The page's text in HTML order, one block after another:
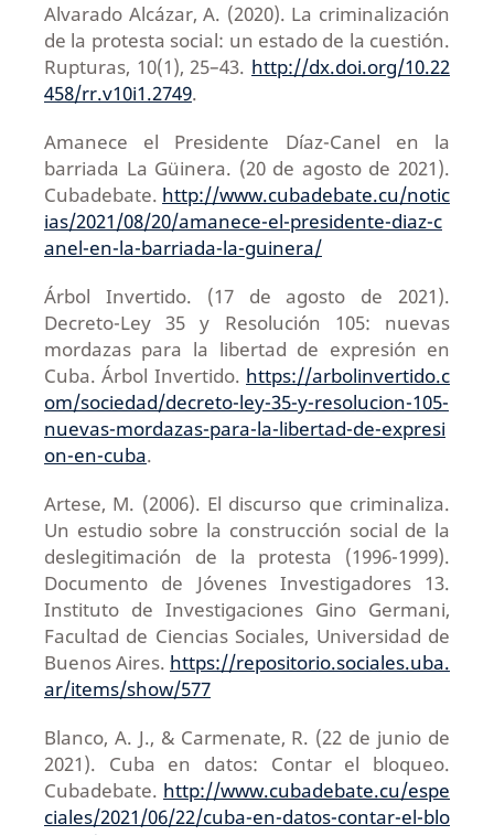
Alvarado Alcázar, A. (2020). La criminalización
de la protesta social: un estado de la cuestión.
Rupturas, 10(1), 25–43. http://dx.doi.org/10.22
458/rr.v10i1.2749.
Amanece el Presidente Díaz-Canel en la
barriada La Güinera. (20 de agosto de 2021).
Cubadebate. http://www.cubadebate.cu/notic
ias/2021/08/20/amanece-el-presidente-diaz-c
anel-en-la-barriada-la-guinera/
Árbol Invertido. (17 de agosto de 2021).
Decreto-Ley 35 y Resolución 105: nuevas
mordazas para la libertad de expresión en
Cuba. Árbol Invertido. https://arbolinvertido.c
om/sociedad/decreto-ley-35-y-resolucion-105-
nuevas-mordazas-para-la-libertad-de-expresi
on-en-cuba.
Artese, M. (2006). El discurso que criminaliza.
Un estudio sobre la construcción social de la
deslegitimación de la protesta (1996-1999).
Documento de Jóvenes Investigadores 13.
Instituto de Investigaciones Gino Germani,
Facultad de Ciencias Sociales, Universidad de
Buenos Aires. https://repositorio.sociales.uba.
ar/items/show/577
Blanco, A. J., & Carmenate, R. (22 de junio de
2021). Cuba en datos: Contar el bloqueo.
Cubadebate. http://www.cubadebate.cu/espe
ciales/2021/06/22/cuba-en-datos-contar-el-blo